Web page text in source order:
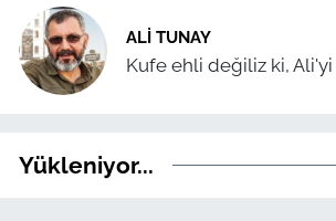
ALI TUNAY
Kufe ehli değiliz ki, Ali'yi
Yükleniyor...